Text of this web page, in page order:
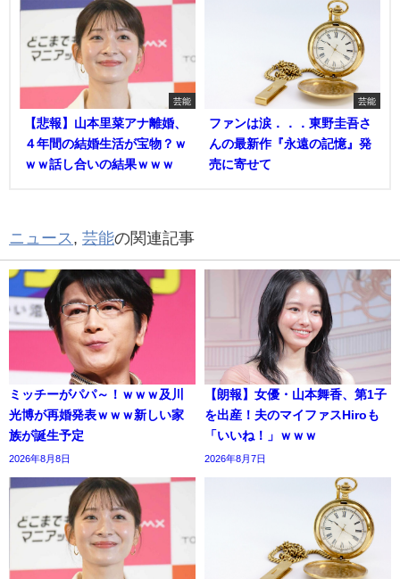
芸能
【悲報】山本里菜アナ離婚、
４年間の結婚生活が宝物？ｗ
ｗｗ話し合いの結果ｗｗｗ
芸能
ファンは涙．．．東野圭吾さ
んの最新作『永遠の記憶』発
売に寄せて
ニュース , 芸能の関連記事
ミッチーがパパ～！ｗｗｗ及川
光博が再婚発表ｗｗｗ新しい家
族が誕生予定
2026年8月8日
【朗報】女優・山本舞香、第1子
を出産！夫のマイファスHiroも
「いいね！」ｗｗｗ
2026年8月7日